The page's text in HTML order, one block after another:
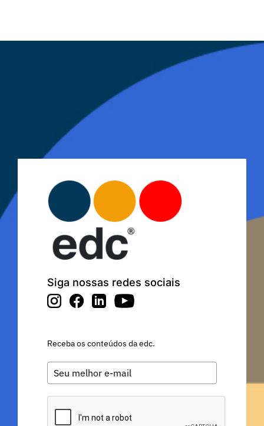
Siga nossas redes sociais
Receba os conteúdos da edc.